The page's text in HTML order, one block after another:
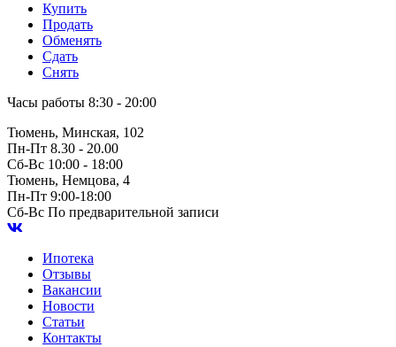
Купить
Продать
Обменять
Сдать
Снять
Часы работы 8:30 - 20:00
Тюмень, Минская, 102
Пн-Пт 8.30 - 20.00
Сб-Вс 10:00 - 18:00
Тюмень, Немцова, 4
Пн-Пт 9:00-18:00
Сб-Вс По предварительной записи
Ипотека
Отзывы
Вакансии
Новости
Статьи
Контакты